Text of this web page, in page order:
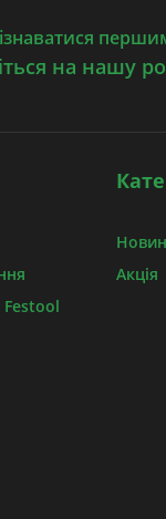
на нашу
Festool
Акція